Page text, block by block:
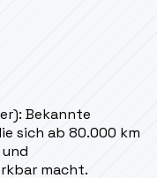
Bekannte
sich ab 80.000 km
macht.